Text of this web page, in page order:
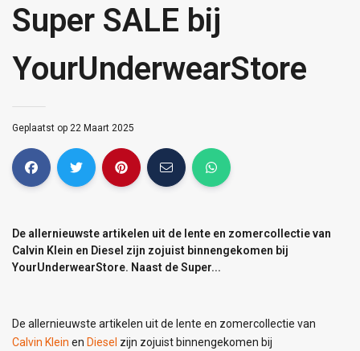
Super SALE bij
YourUnderwearStore
Geplaatst op 22 Maart 2025
De allernieuwste artikelen uit de lente en zomercollectie van
Calvin Klein en Diesel zijn zojuist binnengekomen bij
YourUnderwearStore. Naast de Super...
De allernieuwste artikelen uit de lente en zomercollectie van
Calvin Klein en Diesel zijn zojuist binnengekomen bij